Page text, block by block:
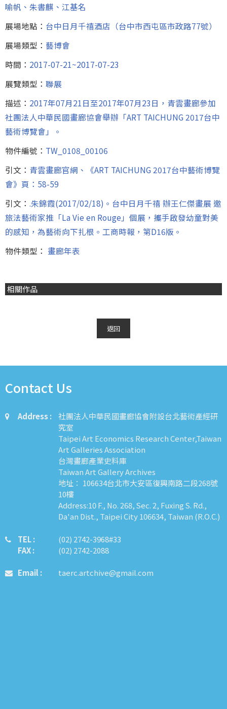
喻帆、朱書麒、江基名
展場地點： 台中日月千禧酒店（台中市西屯區市政路77號）
展場類型： 藝博會
時間： 2017-07-21~2017-07-23
展覽類型： 聯展
描述： 2017年07月21日至2017年07月23日，青雲畫廊參加
社團法人中華民國畫廊協會舉辦「ART TAICHUNG 2017台中
藝術博覽會」。
物件編號： TW_0108_00106
引文： 青雲畫廊官網、《ART TAICHUNG 2017台中藝術博覽
會》頁：58-59
引文： .朱錦霞(2017/02/18)。台中日月千禧 辦王仁傑畫展 邀
旅法藝術家推「La Vie en Rouge」個展，攜手啟發幼童對美
的感知，為藝術向下扎根。工商時報，第D16版。
物件類型： 畫廊年表
相關作品
返回
Contact Us
Address :
社團法人中華民國畫廊協會附設台北藝術產經研
究室
Taipei Art Economics Research Center,Taiwan
Art Galleries Association
台灣畫廊產業史料庫
Taiwan Art Gallery Archives
地址： 106634台北市大安區復興南路二段268號
10樓
Address:10 F., No. 268, Sec. 2, Fuxing S. Rd.,
Da'an Dist., Taipei City 106634, Taiwan (R.O.C.)
TEL :
FAX :
​​​​(02) 2742-3968#33
(02) 2742-2088
Email : taerc.artchive@gmail.com